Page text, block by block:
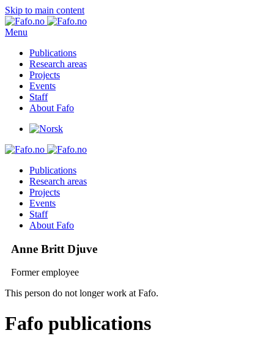
Skip to main content
Menu
Publications
Research areas
Projects
Events
Staff
About Fafo
Publications
Research areas
Projects
Events
Staff
About Fafo
Anne Britt Djuve
Former employee
This person do not longer work at Fafo.
Fafo publications